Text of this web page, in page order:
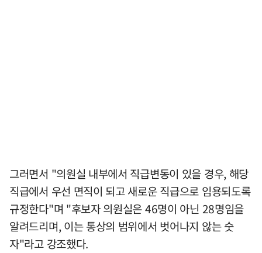
그러면서 "의원실 내부에서 직급변동이 있을 경우, 해당
직급에서 우선 면직이 되고 새로운 직급으로 임용되도록
규정한다"며 "후보자 의원실은 46명이 아닌 28명임을
알려드리며, 이는 통상의 범위에서 벗어나지 않는 숫
자"라고 강조했다.